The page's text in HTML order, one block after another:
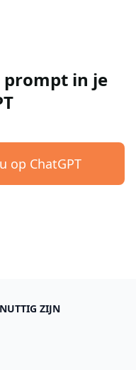
prompt in je
op ChatGPT
ZIJN